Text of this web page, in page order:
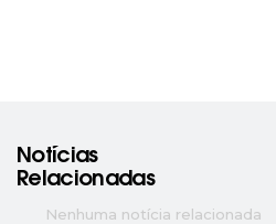
Notícias
Relacionadas
Nenhuma notícia relacionada